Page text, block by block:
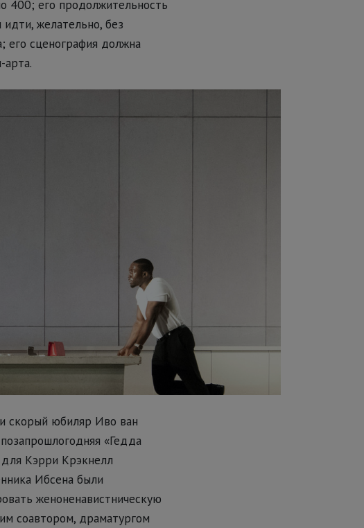
400; его продолжительность
желательно, без
его сценография должна
скорый юбиляр Иво ван
«Гедда
для Кэрри Крэкнелл
Ибсена были
женоненавистническую
соавтором, драматургом